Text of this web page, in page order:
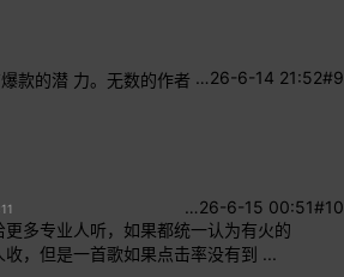
#9
26-6-14 21:52
…
款的潜 力。无数的作者
#10
26-6-15 00:51
…
多专业人听，如果都统一认为有火的
，但是一首歌如果点击率没有到 ...